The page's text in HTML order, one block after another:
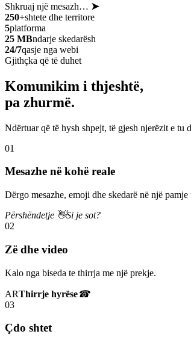
Shkruaj një mesazh… ➤
250+shtete dhe territore
5platforma
25 MBndarje skedarësh
24/7qasje nga webi
Gjithçka që të duhet
Komunikim i thjeshtë,
pa zhurmë.
Ndërtuar që të hysh shpejt, të gjesh njerëzit e tu
01
Mesazhe në kohë reale
Dërgo mesazhe, emoji dhe skedarë në një pamje
Përshëndetje 👋Si je sot?
02
Zë dhe video
Kalo nga biseda te thirrja me një prekje.
ARThirrje hyrëse☎
03
Çdo shtet